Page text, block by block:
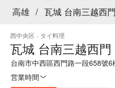
高雄 / 瓦城 台南三越西門
西中央区 · タイ料理
瓦城 台南三越西門
台南市中西區西門路一段658號
営業時間